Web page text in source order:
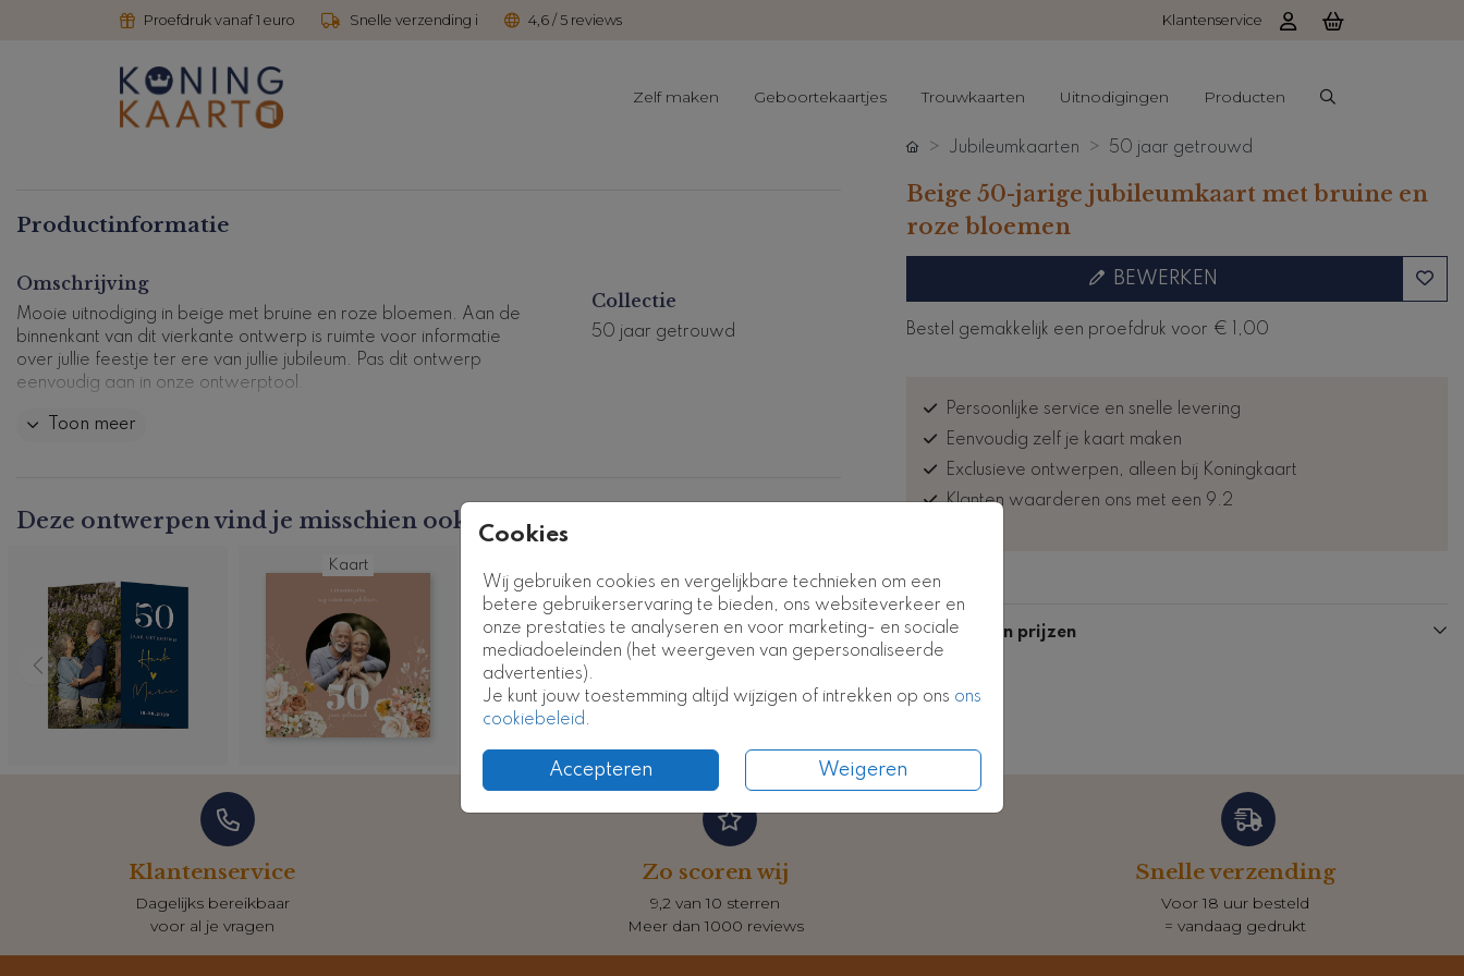
Proefdruk vanaf 1 euro Snelle verzending i 4,6 / 5 reviews Klantenservice
Zelf maken Geboortekaartjes Trouwkaarten Uitnodigingen Producten
Cookies
Wij gebruiken cookies en vergelijkbare technieken om een
betere gebruikerservaring te bieden, ons websiteverkeer en
onze prestaties te analyseren en voor marketing- en sociale
mediadoeleinden (het weergeven van gepersonaliseerde
advertenties).
Je kunt jouw toestemming altijd wijzigen of intrekken op ons ons
cookiebeleid.
Accepteren Weigeren
Productinformatie
Omschrijving
Mooie uitnodiging in beige met bruine en roze bloemen. Aan de
binnenkant van dit vierkante ontwerp is ruimte voor informatie
over jullie feestje ter ere van jullie jubileum. Pas dit ontwerp
eenvoudig aan in onze ontwerptool.
Kaartcode: U-516
Toon meer
Collectie
50 jaar getrouwd
Deze ontwerpen vind je misschien ook leuk
Kaart
Jubileumkaarten 50 jaar getrouwd
Beige 50-jarige jubileumkaart met bruine en
roze bloemen
BEWERKEN
Bestel gemakkelijk een proefdruk voor € 1,00
Persoonlijke service en snelle levering
Eenvoudig zelf je kaart maken
Exclusieve ontwerpen, alleen bij Koningkaart
Klanten waarderen ons met een 9.2
Formaten en prijzen
Klantenservice
Dagelijks bereikbaar
voor al je vragen
Zo scoren wij
9,2 van 10 sterren
Meer dan 1000 reviews
Snelle verzending
Voor 18 uur besteld
= vandaag gedrukt